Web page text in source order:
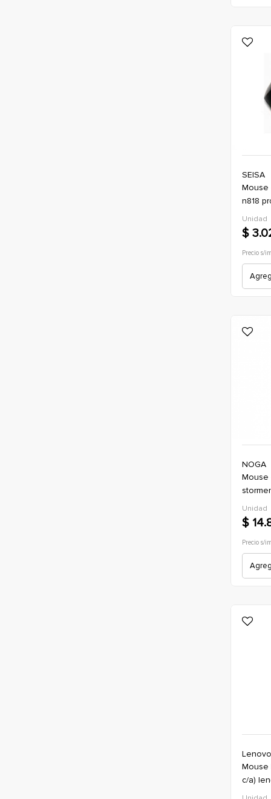
SEISA
mouse con cable (usb-a) seisa dn-
n818
*negro
Unidad
$
Precio s/
NOGA
mouse con cable (usb-a) noga
*negro
Unidad
$
Precio s/
Lenovo
mouse bluetooth/inalambrico (usb-
c/a)